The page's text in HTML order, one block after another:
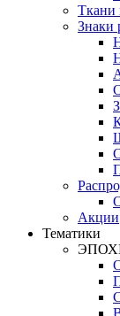
Ткани
Знаки
Акции
Тематики